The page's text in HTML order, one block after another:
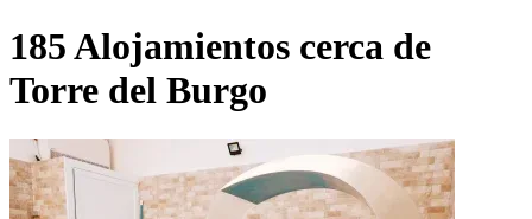
185 Alojamientos cerca de
Torre del Burgo